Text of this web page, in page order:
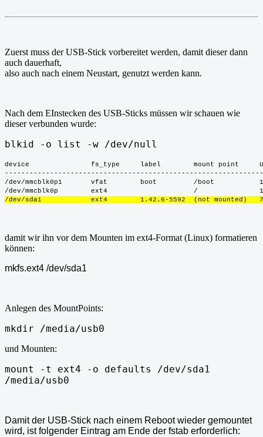
Zuerst muss der USB-Stick vorbereitet werden, damit dieser dann
auch dauerhaft,
also auch nach einem Neustart, genutzt werden kann.
Nach dem EInstecken des USB-Sticks müssen wir schauen wie
dieser verbunden wurde:
blkid -o list -w /dev/null
device               fs_type     label        mount point
/dev/mmcblk0p1       vfat        boot         /boot
/dev/mmcblk0p        ext4                     /
/dev/sda1            ext4        1.42.6-5592  (not mounted)
damit wir ihn vor dem Mounten im ext4-Format (Linux) formatieren
können:
mkfs.ext4 /dev/sda1
Anlegen des MountPoints:
mkdir /media/usb0
und Mounten:
mount -t ext4 -o defaults /dev/sda1
/media/usb0
Damit der USB-Stick nach einem Reboot wieder gemountet
wird, ist folgender Eintrag am Ende der fstab erforderlich: